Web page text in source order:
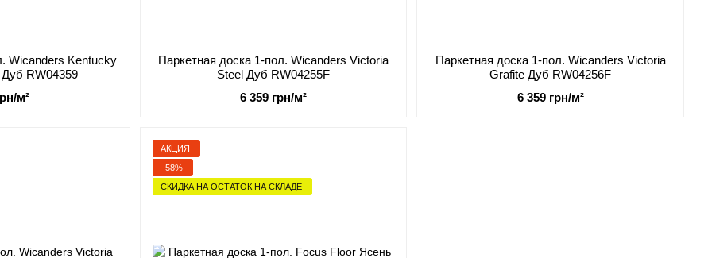
Wicanders Kentucky
RW04359
м²
Паркетная доска 1-пол. Wicanders Victoria
Steel Дуб RW04255F
6 359 грн/м²
Паркетная доска 1-пол. Wicanders Victoria
Grafite Дуб RW04256F
6 359 грн/м²
АКЦИЯ
−58%
СКИДКА НА ОСТАТОК НА СКЛАДЕ